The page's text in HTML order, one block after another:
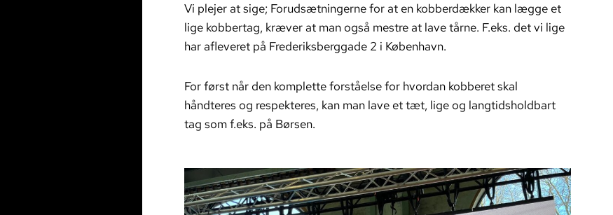
Vi plejer at sige; Forudsætningerne for at en kobberdækker kan lægge et
lige kobbertag, kræver at man også mestre at lave tårne. F.eks. det vi lige
har afleveret på Frederiksberggade 2 i København.
For først når den komplette forståelse for hvordan kobberet skal
håndteres og respekteres, kan man lave et tæt, lige og langtidsholdbart
tag som f.eks. på Børsen.